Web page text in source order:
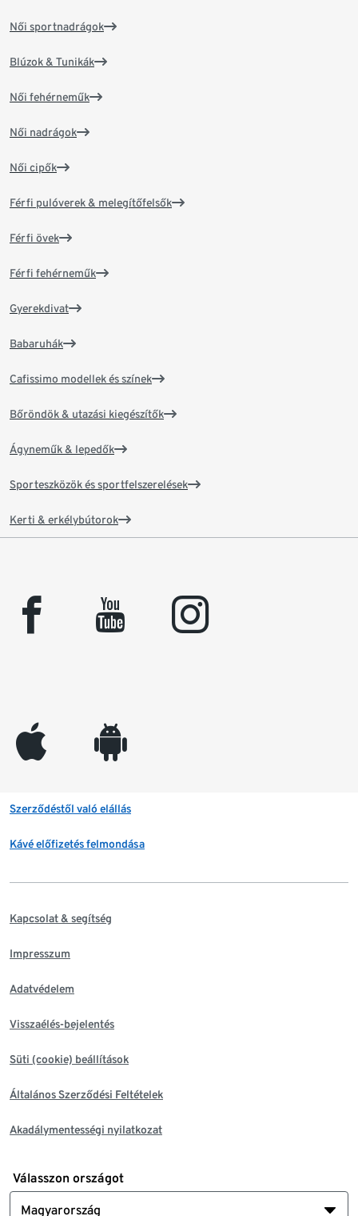
Női sportnadrágok
Blúzok & Tunikák
Női fehérneműk
Női nadrágok
Női cipők
Férfi pulóverek & melegítőfelsők
Férfi övek
Férfi fehérneműk
Gyerekdivat
Babaruhák
Cafissimo modellek és színek
Bőröndök & utazási kiegészítők
Ágyneműk & lepedők
Sporteszközök és sportfelszerelések
Kerti & erkélybútorok
facebook youtube instagram
appleinc android
Szerződéstől való elállás
Kávé előfizetés felmondása
Kapcsolat & segítség
Impresszum
Adatvédelem
Visszaélés-bejelentés
Süti (cookie) beállítások
Általános Szerződési Feltételek
Akadálymentességi nyilatkozat
Válasszon országot
Magyarország